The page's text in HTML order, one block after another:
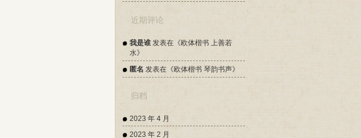
近期评论
我是谁 发表在《欧体楷书 上善若
水》
匿名 发表在《欧体楷书 琴韵书声》
归档
2023 年 4 月
2023 年 2 月